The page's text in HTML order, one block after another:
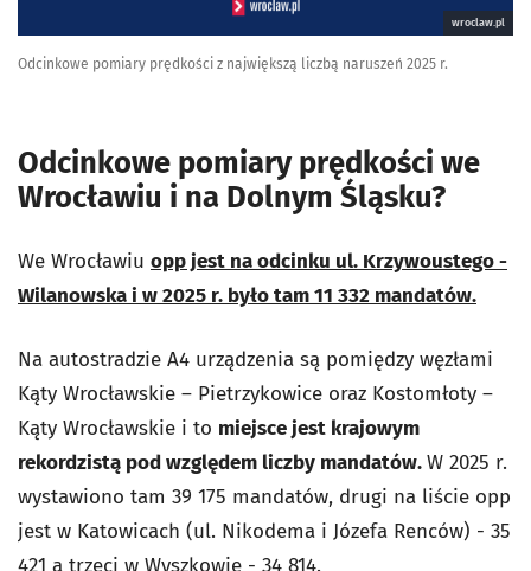
wroclaw.pl
Odcinkowe pomiary prędkości z największą liczbą naruszeń 2025 r.
Odcinkowe pomiary prędkości we
Wrocławiu i na Dolnym Śląsku?
We Wrocławiu opp jest na odcinku ul. Krzywoustego -
Wilanowska i w 2025 r. było tam 11 332 mandatów.
Na autostradzie A4 urządzenia są pomiędzy węzłami
Kąty Wrocławskie – Pietrzykowice oraz Kostomłoty –
Kąty Wrocławskie i to miejsce jest krajowym
rekordzistą pod względem liczby mandatów.W 2025 r.
wystawiono tam 39 175 mandatów, drugi na liście opp
jest w Katowicach (ul. Nikodema i Józefa Renców) - 35
421 a trzeci w Wyszkowie - 34 814.